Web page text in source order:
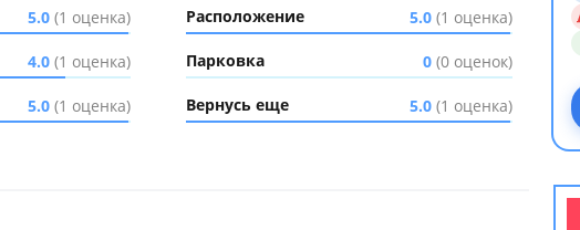
5.0 (1 оценка)
4.0 (1 оценка)
5.0 (1 оценка)
Расположение 5.0 (1 оценка)
Парковка 0 (0 оценок)
Вернусь еще 5.0 (1 оценка)